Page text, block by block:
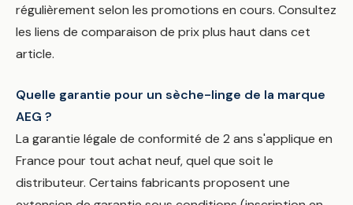
régulièrement selon les promotions en cours. Consultez
les liens de comparaison de prix plus haut dans cet
article.
Quelle garantie pour un sèche-linge de la marque
AEG ?
La garantie légale de conformité de 2 ans s'applique en
France pour tout achat neuf, quel que soit le
distributeur. Certains fabricants proposent une